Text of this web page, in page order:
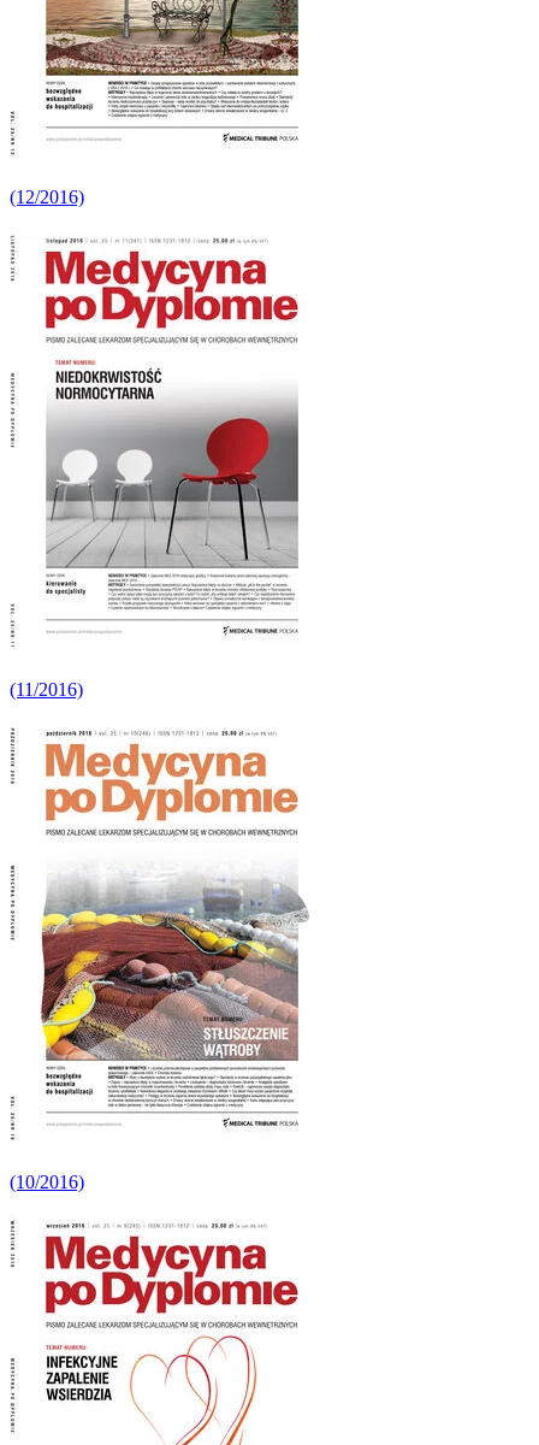
(12/2016)
(11/2016)
(10/2016)